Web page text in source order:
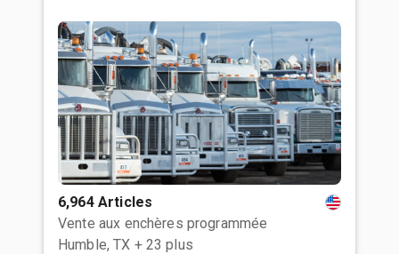
6,964 Articles
Vente aux enchères programmée
Humble, TX + 23 plus